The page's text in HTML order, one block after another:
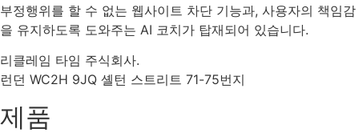
부정행위를 할 수 없는 웹사이트 차단 기능과, 사용자의 책임감
을 유지하도록 도와주는 AI 코치가 탑재되어 있습니다.
리클레임 타임 주식회사.
런던 WC2H 9JQ 셸턴 스트리트 71-75번지
제품